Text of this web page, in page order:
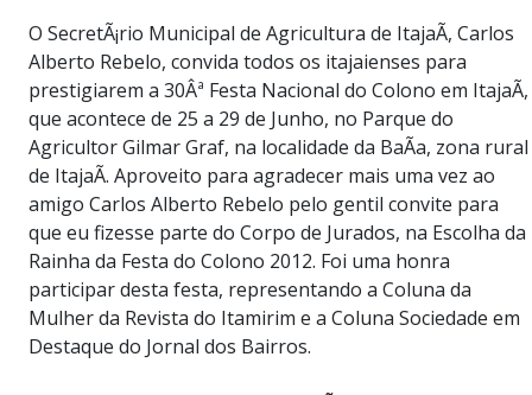
O SecretÃ¡rio Municipal de Agricultura de ItajaÃ­, Carlos
Alberto Rebelo, convida todos os itajaienses para
prestigiarem a 30Âª Festa Nacional do Colono em ItajaÃ­,
que acontece de 25 a 29 de Junho, no Parque do
Agricultor Gilmar Graf, na localidade da BaÃ­a, zona rural
de ItajaÃ­. Aproveito para agradecer mais uma vez ao
amigo Carlos Alberto Rebelo pelo gentil convite para
que eu fizesse parte do Corpo de Jurados, na Escolha da
Rainha da Festa do Colono 2012. Foi uma honra
participar desta festa, representando a Coluna da
Mulher da Revista do Itamirim e a Coluna Sociedade em
Destaque do Jornal dos Bairros.